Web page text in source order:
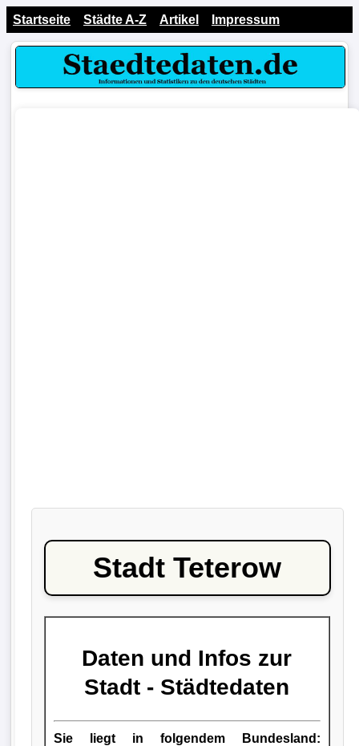
Startseite Städte A-Z Artikel Impressum
Stadt Teterow
Daten und Infos zur
Stadt - Städtedaten
Sie liegt in folgendem Bundesland: